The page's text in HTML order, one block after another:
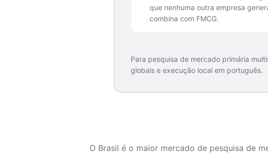
que nenhuma outra empresa
combina com FMCG.
Para pesquisa de mercado primária
globais e execução local em português.
O Brasil é o maior mercado de pesquisa de